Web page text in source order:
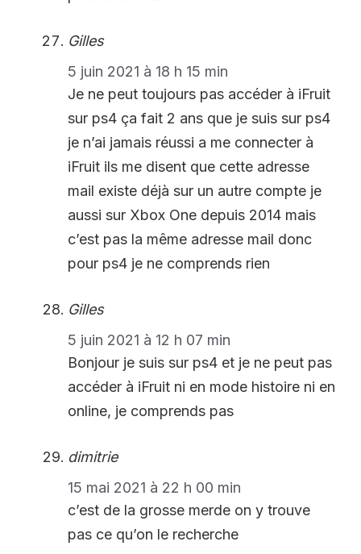
Gilles
5 juin 2021 à 18 h 15 min
Je ne peut toujours pas accéder à iFruit
sur ps4 ça fait 2 ans que je suis sur ps4
je n’ai jamais réussi a me connecter à
iFruit ils me disent que cette adresse
mail existe déjà sur un autre compte je
aussi sur Xbox One depuis 2014 mais
c’est pas la même adresse mail donc
pour ps4 je ne comprends rien
Gilles
5 juin 2021 à 12 h 07 min
Bonjour je suis sur ps4 et je ne peut pas
accéder à iFruit ni en mode histoire ni en
online, je comprends pas
dimitrie
15 mai 2021 à 22 h 00 min
c’est de la grosse merde on y trouve
pas ce qu’on le recherche